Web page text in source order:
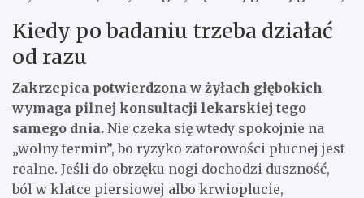
Kiedy po badaniu trzeba działać
od razu
Zakrzepica potwierdzona w żyłach głębokich
wymaga pilnej konsultacji lekarskiej tego
samego dnia. Nie czeka się wtedy spokojnie na
„wolny termin”, bo ryzyko zatorowości płucnej jest
realne. Jeśli do obrzęku nogi dochodzi duszność,
ból w klatce piersiowej albo krwioplucie,